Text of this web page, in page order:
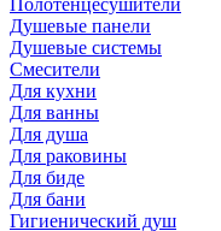
Полотенцесушители
Душевые панели
Душевые системы
Смесители
Для кухни
Для ванны
Для душа
Для раковины
Для биде
Для бани
Гигиенический душ